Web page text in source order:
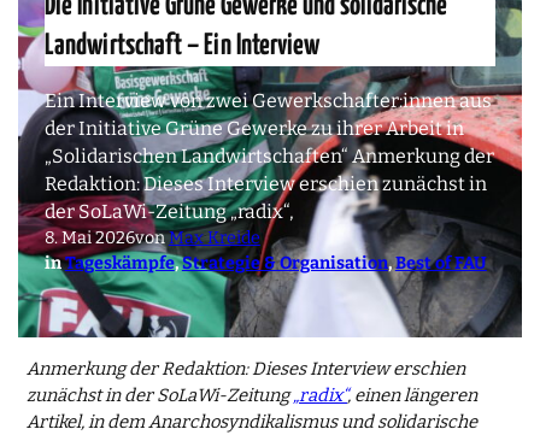
Die Initiative Grüne Gewerke und solidarische
Landwirtschaft – Ein Interview
Ein Interview von zwei Gewerkschafter:innen aus
der Initiative Grüne Gewerke zu ihrer Arbeit in
„Solidarischen Landwirtschaften“ Anmerkung der
Redaktion: Dieses Interview erschien zunächst in
der SoLaWi-Zeitung „radix“,
8. Mai 2026vonMax Kreide
inTageskämpfe, Strategie & Organisation, Best of FAU
Anmerkung der Redaktion: Dieses Interview erschien
zunächst in der SoLaWi-Zeitung„radix“, einen längeren
Artikel, in dem Anarchosyndikalismus und solidarische